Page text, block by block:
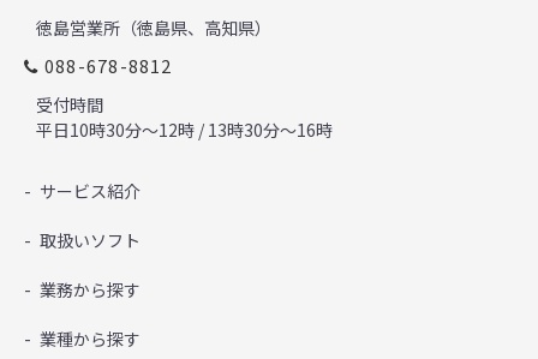
徳島営業所（徳島県、高知県）
088-678-8812
受付時間
平日10時30分～12時 / 13時30分～16時
サービス紹介
取扱いソフト
業務から探す
業種から探す